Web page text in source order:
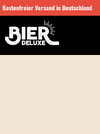
Kostenfreier Versand in Deutschland